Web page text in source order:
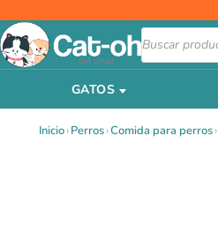
al
contenido
Búsqueda
de
productos
GATOS
Inicio›Perros›Comida para perros›